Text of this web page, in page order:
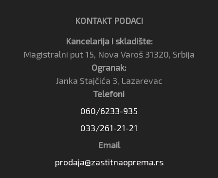
KONTAKT PODACI
Kancelarija i skladište:
Magistralni put 15, Nova Varoš 31320, Srbija
Ogranak:
Janka Stajčića 3, Lazarevac
Telefoni
060/6233-935
033/261-21-21
Email
prodaja@zastitnaoprema.rs